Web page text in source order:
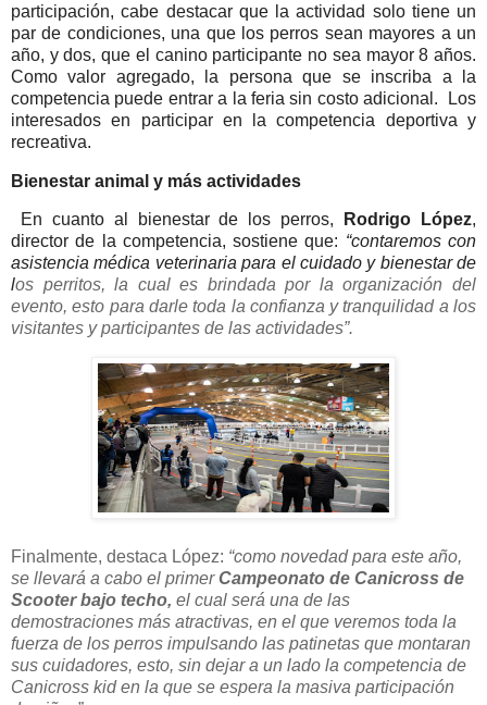
participación, cabe destacar que la actividad solo tiene un
par de condiciones, una que los perros sean mayores a un
año, y dos, que el canino participante no sea mayor 8 años.
Como valor agregado, la persona que se inscriba a la
competencia puede entrar a la feria sin costo adicional. Los
interesados en participar en la competencia deportiva y
recreativa.
Bienestar animal y más actividades
En cuanto al bienestar de los perros, Rodrigo López,
director de la competencia, sostiene que: “contaremos con
asistencia médica veterinaria para el cuidado y bienestar de
los perritos, la cual es brindada por la organización del
evento, esto para darle toda la confianza y tranquilidad a los
visitantes y participantes de las actividades”.
Finalmente, destaca López: “como novedad para este año,
se llevará a cabo el primerCampeonato de Canicross de
Scooter bajo techo, el cual será una de las
demostraciones más atractivas, en el que veremos toda la
fuerza de los perros impulsando las patinetas que montaran
sus cuidadores, esto, sin dejar a un lado la competencia de
Canicross kid en la que se espera la masiva participación